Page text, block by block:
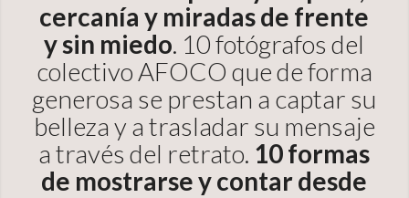
cercanía y miradas de frente
y sin miedo. 10 fotógrafos del
colectivo AFOCO que de forma
generosa se prestan a captar su
belleza y a trasladar su mensaje
a través del retrato. 10 formas
de mostrarse y contar desde